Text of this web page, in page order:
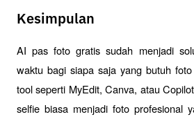
Kesimpulan
AI pas foto gratis sudah menjadi
waktu bagi siapa saja yang butuh
tool seperti MyEdit, Canva, atau
selfie biasa menjadi foto profesional